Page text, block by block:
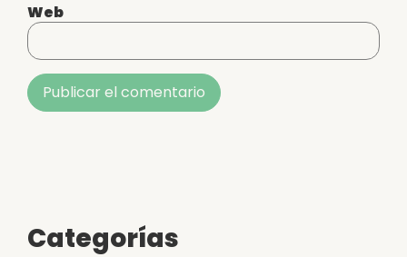
Web
Categorías